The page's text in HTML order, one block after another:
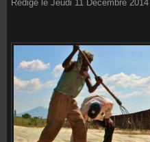
Rédigé le Jeudi 11 Décembre 2014